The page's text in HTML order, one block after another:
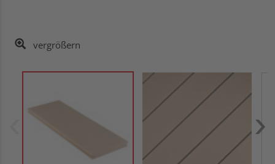
vergrößern